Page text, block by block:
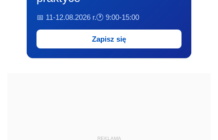
📅 11-12.08.2026 r.🕐 9:00-15:00
Zapisz się
REKLAMA